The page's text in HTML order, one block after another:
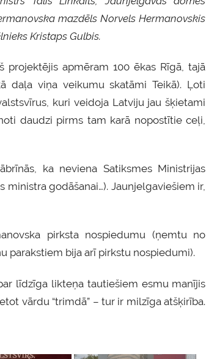
mazdēls Norvels Hermanovskis
Kristaps Gulbis.
apmēram 100 ēkas Rīgā, tajā
daļa viņa veikumu skatāmi Teikā). Ļoti
kuri veidoja Latviju jau šķietami
daudzi pirms tam karā nopostītie ceļi,
ka neviena Satiksmes Ministrijas
godāšanai…). Jaunjelgaviešiem ir,
pirksta nospiedumu (ņemtu no
parakstiem bija arī pirkstu nospiedumi).
līdzīga likteņa tautiešiem esmu manījis
vārdu “trimdā” – tur ir milzīga atšķirība.